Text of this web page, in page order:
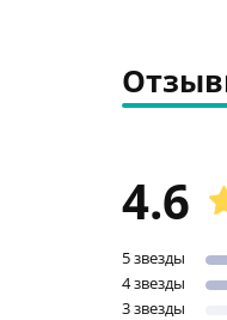
4.6
5 звезды
4 звезды
3 звезды